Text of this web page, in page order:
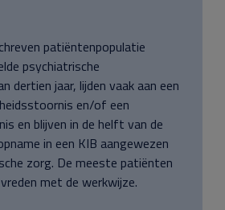
patiëntenpopulatie
psychiatrische
dertien jaar, lijden vaak aan een
en/of een
en blijven in de helft van de
in een KIB aangewezen
zorg. De meeste patiënten
met de werkwijze.